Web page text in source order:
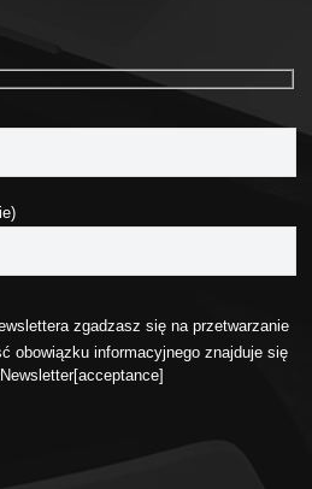
zgadzasz się na przetwarzanie
obowiązku informacyjnego znajduje się
Newsletter[acceptance]